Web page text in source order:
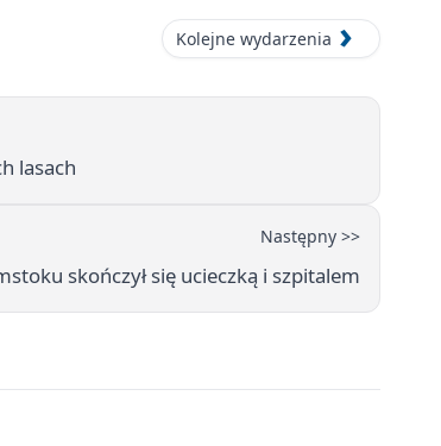
Kolejne wydarzenia
lasach
Następny >>
skończył się ucieczką i szpitalem